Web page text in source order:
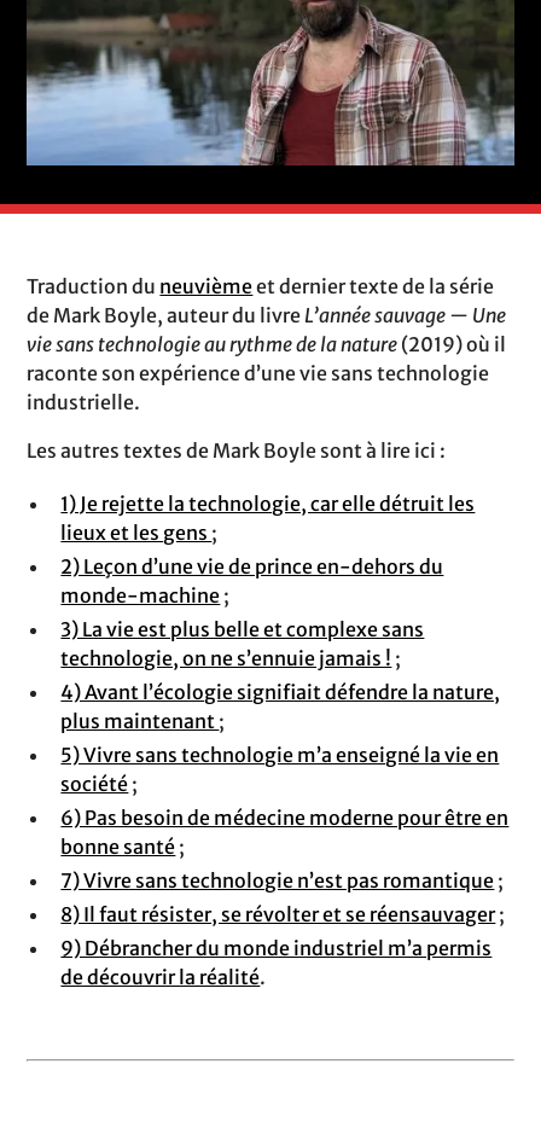
Traduction du neuvièmeet dernier texte de la série
de Mark Boyle, auteur du livre L’année sauvage — Une
vie sans technologie au rythme de la nature (2019) où il
raconte son expérience d’une vie sans technologie
industrielle.
Les autres textes de Mark Boyle sont à lire ici :
1) Je rejette la technologie, car elle détruit les
lieux et les gens ;
2) Leçon d’une vie de prince en-dehors du
monde-machine ;
3) La vie est plus belle et complexe sans
technologie, on ne s’ennuie jamais ! ;
4) Avant l’écologie signifiait défendre la nature,
plus maintenant ;
5) Vivre sans technologie m’a enseigné la vie en
société ;
6) Pas besoin de médecine moderne pour être en
bonne santé ;
7) Vivre sans technologie n’est pas romantique ;
8) Il faut résister, se révolter et se réensauvager;
9) Débrancher du monde industriel m’a permis
de découvrir la réalité.